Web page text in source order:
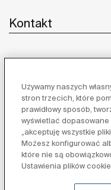
Kontakt
Dostawcy
Używamy naszych
stron trzecich, które
prawidłowy sposób,
wyświetlać dopasowane
„akceptuję wszystkie
Możesz konfigurować
które nie są
Ustawienia plików